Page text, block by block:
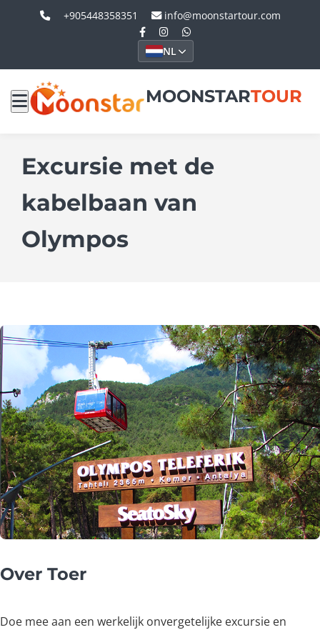
+905448358351 info@moonstartour.com
NL
MOONSTARTOUR
Excursie met de
kabelbaan van
Olympos
Over Toer
Doe mee aan een werkelijk onvergetelijke excursie en